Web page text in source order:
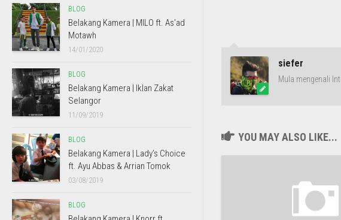
siefer
Mula mengenali
YOU MAY ALSO LIKE...
BLOG
Belakang Kamera | MILO ft. As’ad
Motawh
14/01/2020
BLOG
Belakang Kamera | Iklan Zakat
Selangor
11/09/2019
BLOG
Belakang Kamera | Lady’s Choice
ft. Ayu Abbas & Arrian Tomok
03/08/2019
BLOG